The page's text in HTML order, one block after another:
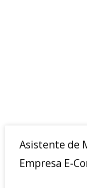
Asistente de
Empresa E-